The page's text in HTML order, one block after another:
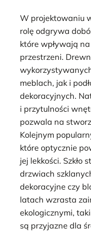
W projektowaniu
rolę odgrywa
które wpływają
przestrzeni.
meblach, jak i
dekoracyjnych.
i przytulności
pozwala na
Kolejnym
które optycznie
jej lekkości. Szkło
drzwiach
dekoracyjne czy
latach wzrasta
ekologicznymi,
są przyjazne dla